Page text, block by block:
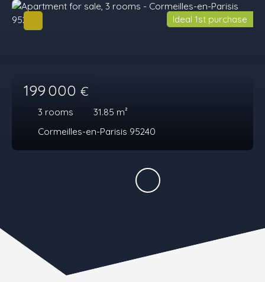
199 000 €
3 rooms 31.85 m²
Cormeilles-en-Parisis 95240
Ideal 1st purchase